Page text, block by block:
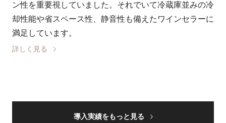
ン性を重要視していました。それでいて冷蔵庫並みの冷
却性能や省スペース性、静音性も備えたワインセラーに
満足しています。
詳しく見る
導入実績をもっと見る